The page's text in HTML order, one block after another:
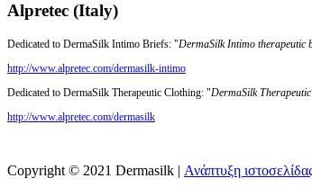
Alpretec (Italy)
Dedicated to DermaSilk Intimo Briefs: "DermaSilk Intimo therapeutic
http://www.alpretec.com/dermasilk-intimo
Dedicated to DermaSilk Therapeutic Clothing: "DermaSilk
http://www.alpretec.com/dermasilk
Copyright © 2021 Dermasilk | Ανάπτυξη